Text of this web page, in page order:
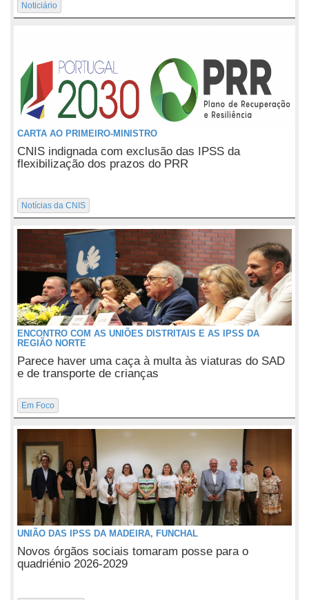
Noticiário
CARTA AO PRIMEIRO-MINISTRO
CNIS indignada com exclusão das IPSS da
flexibilização dos prazos do PRR
Notícias da CNIS
ENCONTRO COM AS UNIÕES DISTRITAIS E AS IPSS DA
REGIÃO NORTE
Parece haver uma caça à multa às viaturas do SAD
e de transporte de crianças
Em Foco
UNIÃO DAS IPSS DA MADEIRA, FUNCHAL
Novos órgãos sociais tomaram posse para o
quadriénio 2026-2029